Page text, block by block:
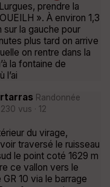
prendre la
». À environ 1,3
sur la gauche pour
plus tard on arrive
on rentre dans la
la fontaine de
l’ai
Randonnée
vus · 12
du virage,
traversé le ruisseau
le point coté 1629 m
ce vallon vers le
10 via le barrage